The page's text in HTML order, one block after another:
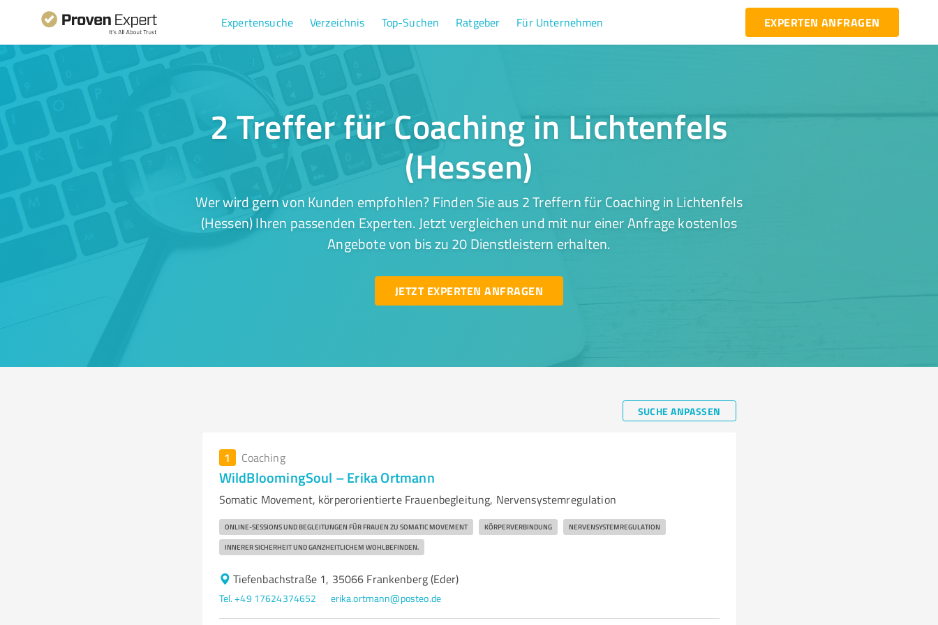
Expertensuche Verzeichnis Top-Suchen Ratgeber Für Unternehmen EXPERTEN ANFRAGEN
2 Treffer für Coaching in Lichtenfels
(Hessen)
Wer wird gern von Kunden empfohlen? Finden Sie aus 2 Treffern für Coaching in Lichtenfels
(Hessen) Ihren passenden Experten. Jetzt vergleichen und mit nur einer Anfrage kostenlos
Angebote von bis zu 20 Dienstleistern erhalten.
JETZT EXPERTEN ANFRAGEN
SUCHE ANPASSEN
1 Coaching
WildBloomingSoul – Erika Ortmann
Somatic Movement, körperorientierte Frauenbegleitung, Nervensystemregulation
ONLINE-SESSIONS UND BEGLEITUNGEN FÜR FRAUEN ZU SOMATIC MOVEMENT KÖRPERVERBINDUNG NERVENSYSTEMREGULATION
INNERER SICHERHEIT UND GANZHEITLICHEM WOHLBEFINDEN.
Tiefenbachstraße 1, 35066 Frankenberg (Eder)
Tel. +49 17624374652 erika.ortmann@posteo.de